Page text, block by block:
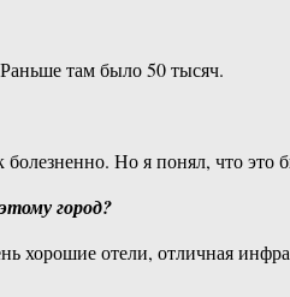
там было 50 тысяч.
Но я понял, что это
город?
отели, отличная